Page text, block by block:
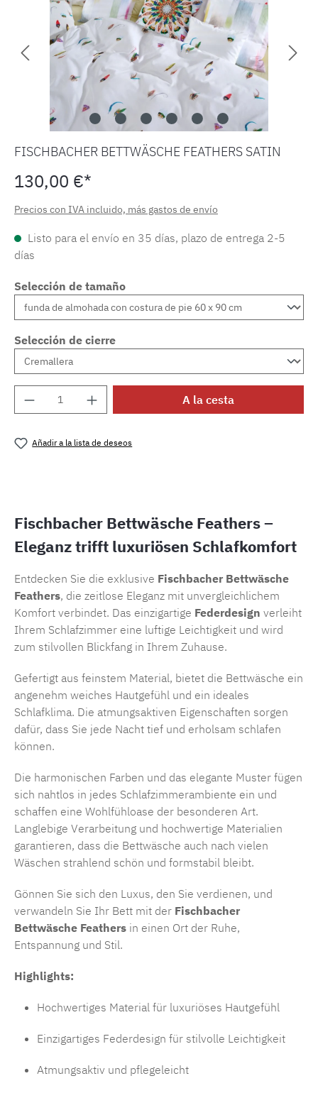
FISCHBACHER BETTWÄSCHE FEATHERS SATIN
130,00 €*
Precios con IVA incluido, más gastos de envío
Listo para el envío en 35 días, plazo de entrega 2-5
días
Selección de tamaño
Selección de cierre
Cantidad del producto: introduce la
A la cesta
Añadir a la lista de deseos
Fischbacher Bettwäsche Feathers –
Eleganz trifft luxuriösen Schlafkomfort
Entdecken Sie die exklusive Fischbacher Bettwäsche
Feathers, die zeitlose Eleganz mit unvergleichlichem
Komfort verbindet. Das einzigartige Federdesign verleiht
Ihrem Schlafzimmer eine luftige Leichtigkeit und wird
zum stilvollen Blickfang in Ihrem Zuhause.
Gefertigt aus feinstem Material, bietet die Bettwäsche ein
angenehm weiches Hautgefühl und ein ideales
Schlafklima. Die atmungsaktiven Eigenschaften sorgen
dafür, dass Sie jede Nacht tief und erholsam schlafen
können.
Die harmonischen Farben und das elegante Muster fügen
sich nahtlos in jedes Schlafzimmerambiente ein und
schaffen eine Wohlfühloase der besonderen Art.
Langlebige Verarbeitung und hochwertige Materialien
garantieren, dass die Bettwäsche auch nach vielen
Wäschen strahlend schön und formstabil bleibt.
Gönnen Sie sich den Luxus, den Sie verdienen, und
verwandeln Sie Ihr Bett mit der Fischbacher
Bettwäsche Feathers in einen Ort der Ruhe,
Entspannung und Stil.
Highlights:
Hochwertiges Material für luxuriöses Hautgefühl
Einzigartiges Federdesign für stilvolle Leichtigkeit
Atmungsaktiv und pflegeleicht